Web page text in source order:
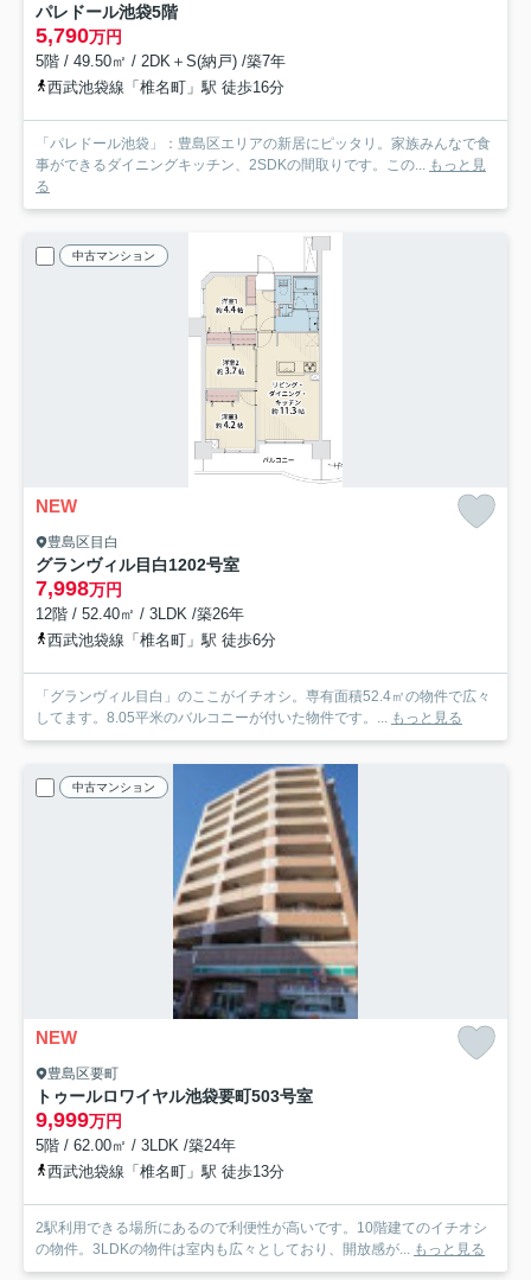
パレドール池袋5階
5,790万円
5階 / 49.50㎡ / 2DK＋S(納戸) /築7年
西武池袋線「椎名町」駅 徒歩16分
「パレドール池袋」：豊島区エリアの新居にピッタリ。家族みんなで食
事ができるダイニングキッチン、2SDKの間取りです。この... もっと見
る
中古マンション
NEW
豊島区目白
グランヴィル目白1202号室
7,998万円
12階 / 52.40㎡ / 3LDK /築26年
西武池袋線「椎名町」駅 徒歩6分
「グランヴィル目白」のここがイチオシ。専有面積52.4㎡の物件で広々
してます。8.05平米のバルコニーが付いた物件です。... もっと見る
中古マンション
NEW
豊島区要町
トゥールロワイヤル池袋要町503号室
9,999万円
5階 / 62.00㎡ / 3LDK /築24年
西武池袋線「椎名町」駅 徒歩13分
2駅利用できる場所にあるので利便性が高いです。10階建てのイチオシ
の物件。3LDKの物件は室内も広々としており、開放感が... もっと見る